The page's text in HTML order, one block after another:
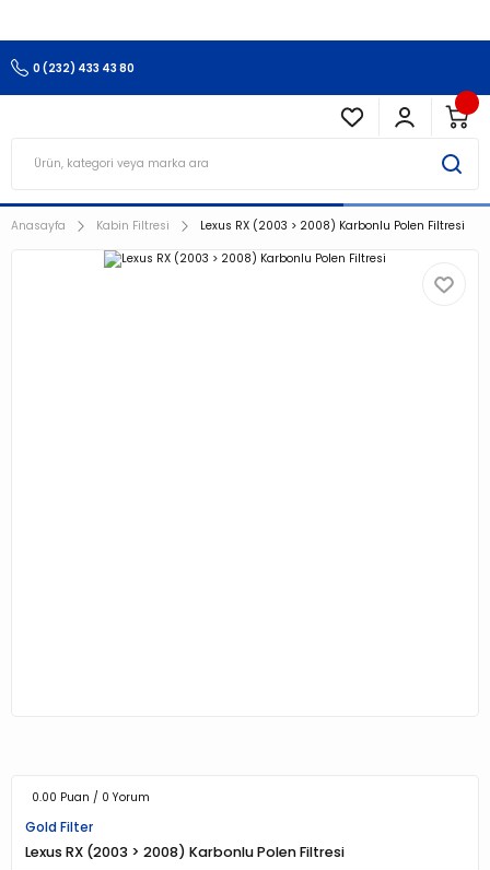
0 (232) 433 43 80
Anasayfa Kabin Filtresi Lexus RX (2003 > 2008) Karbonlu Polen Filtresi
0.00 Puan / 0 Yorum
Gold Filter
Lexus RX (2003 > 2008) Karbonlu Polen Filtresi